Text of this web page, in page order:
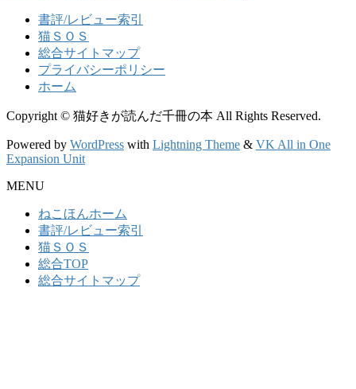
書評/レビュー索引
猫ＳＯＳ
総合サイトマップ
プライバシーポリシー
ホーム
Copyright © 猫好きが読んだ千冊の本 All Rights Reserved.
Powered by WordPress with Lightning Theme & VK All in One
Expansion Unit
MENU
ねこほんホーム
書評/レビュー索引
猫ＳＯＳ
総合TOP
総合サイトマップ